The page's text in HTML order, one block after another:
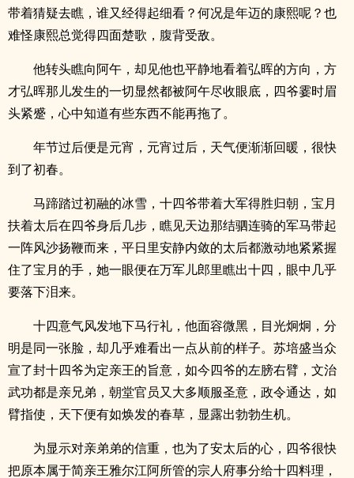
带着猜疑去瞧，谁又经得起细看？何况是年迈的康熙呢？也
难怪康熙总觉得四面楚歌，腹背受敌。
他转头瞧向阿午，却见他也平静地看着弘晖的方向，方
才弘晖那儿发生的一切显然都被阿午尽收眼底，四爷霎时眉
头紧蹙，心中知道有些东西不能再拖了。
年节过后便是元宵，元宵过后，天气便渐渐回暖，很快
到了初春。
马蹄踏过初融的冰雪，十四爷带着大军得胜归朝，宝月
扶着太后在四爷身后几步，瞧见天边那结驷连骑的军马带起
一阵风沙扬鞭而来，平日里安静内敛的太后都激动地紧紧握
住了宝月的手，她一眼便在万军儿郎里瞧出十四，眼中几乎
要落下泪来。
十四意气风发地下马行礼，他面容微黑，目光炯炯，分
明是同一张脸，却几乎难看出一点从前的样子。苏培盛当众
宣了封十四爷为定亲王的旨意，如今四爷的左膀右臂，文治
武功都是亲兄弟，朝堂官员又大多顺服圣意，政令通达，如
臂指使，天下便有如焕发的春草，显露出勃勃生机。
为显示对亲弟弟的信重，也为了安太后的心，四爷很快
把原本属于简亲王雅尔江阿所管的宗人府事分给十四料理，